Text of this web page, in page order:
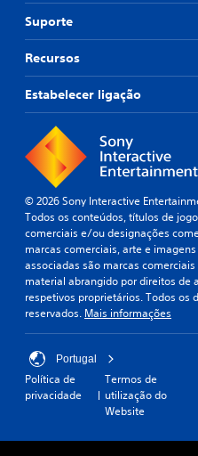
Suporte
Recursos
Estabelecer ligação
© 2026 Sony Interactive
Todos os conteúdos, títulos de
comerciais e/ou designações
marcas comerciais, arte e imagens
associadas são marcas
material abrangido por direitos de
respetivos proprietários. Todos os
reservados. Mais informações
Portugal
Política de
privacidade
Termos de
utilização do
Website